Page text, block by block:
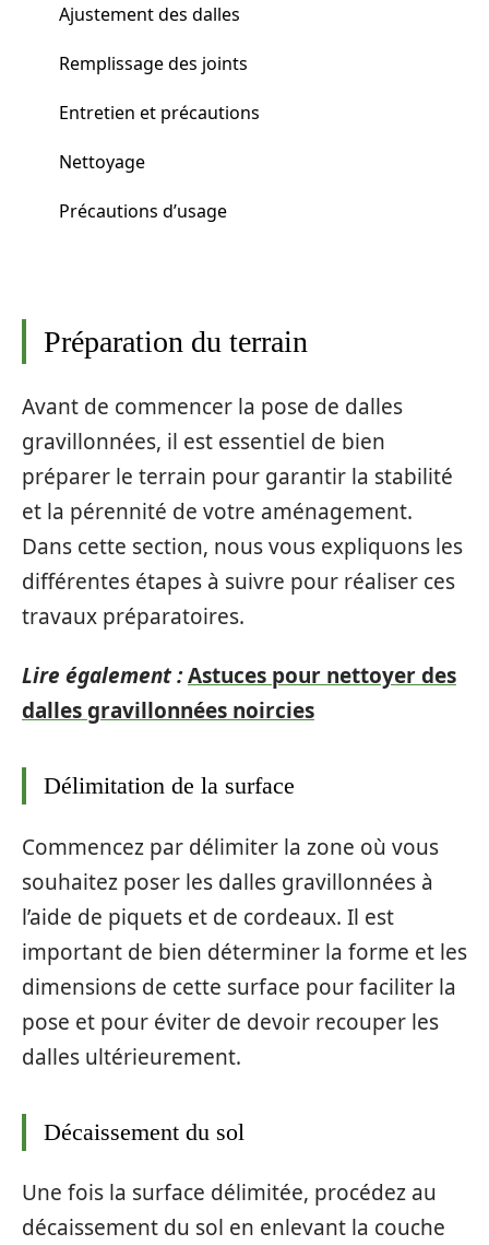
Ajustement des dalles
Remplissage des joints
Entretien et précautions
Nettoyage
Précautions d’usage
Préparation du terrain
Avant de commencer la pose de dalles
gravillonnées, il est essentiel de bien
préparer le terrain pour garantir la stabilité
et la pérennité de votre aménagement.
Dans cette section, nous vous expliquons les
différentes étapes à suivre pour réaliser ces
travaux préparatoires.
Lire également :Astuces pour nettoyer des
dalles gravillonnées noircies
Délimitation de la surface
Commencez par délimiter la zone où vous
souhaitez poser les dalles gravillonnées à
l’aide de piquets et de cordeaux. Il est
important de bien déterminer la forme et les
dimensions de cette surface pour faciliter la
pose et pour éviter de devoir recouper les
dalles ultérieurement.
Décaissement du sol
Une fois la surface délimitée, procédez au
décaissement du sol en enlevant la couche